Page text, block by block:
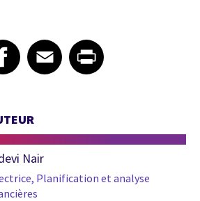
article on Facebook
Facebook
Share article on Email
EmailShare article on Print
Nair
Planification et analyse